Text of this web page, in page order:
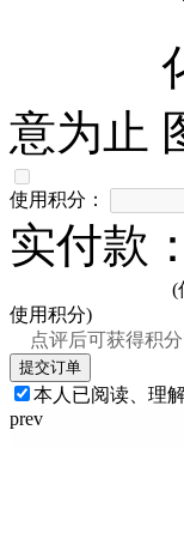
意为止
使用积分：
实付款：
(
使用积分)
点评后可获得积分
本人已阅读、理
prev